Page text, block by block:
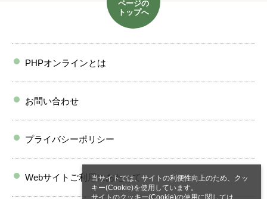
当サイトでは、サイトの利便性向上のため、クッ
キー(Cookie)を使用しています。
サイトのクッキー(Cookie)の使用に関しては、
ページの
トップへ
PHPオンラインとは
お問い合わせ
プライバシーポリシー
Webサイトご利用にあたって